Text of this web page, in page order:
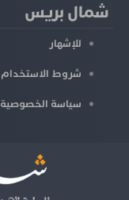
شمال بريس
للإشهار
شروط الاستخدام
سياسة الخصوصية